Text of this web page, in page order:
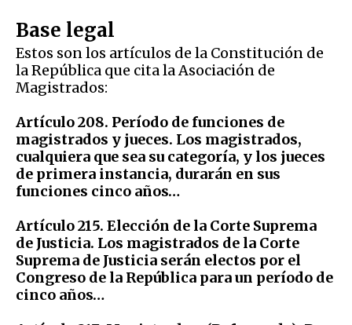
Base legal
Estos son los artículos de la Constitución de
la República que cita la Asociación de
Magistrados:
Artículo 208. Período de funciones de
magistrados y jueces. Los magistrados,
cualquiera que sea su categoría, y los jueces
de primera instancia, durarán en sus
funciones cinco años…
Artículo 215. Elección de la Corte Suprema
de Justicia. Los magistrados de la Corte
Suprema de Justicia serán electos por el
Congreso de la República para un período de
cinco años…